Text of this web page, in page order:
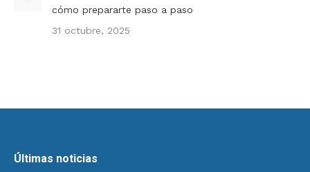
cómo prepararte paso a paso
31 octubre, 2025
Últimas noticias